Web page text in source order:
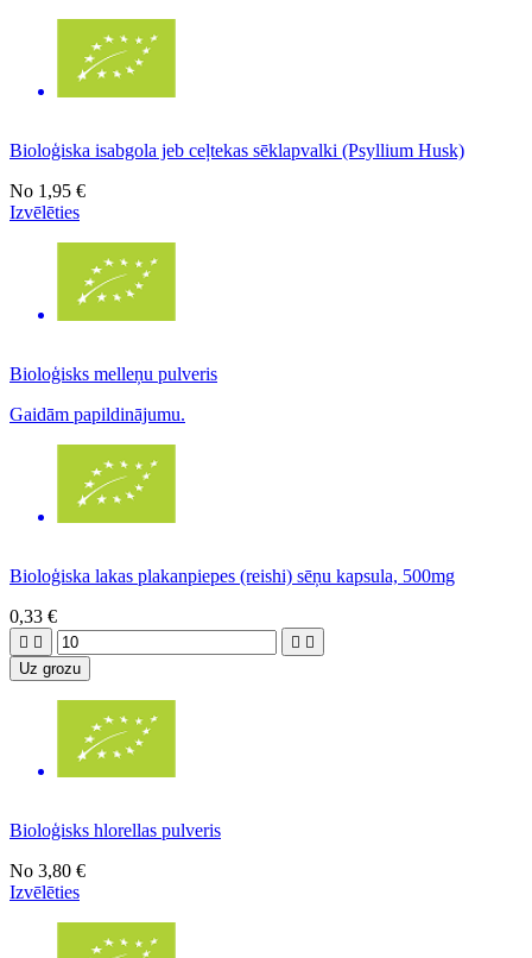
Bioloģiska isabgola jeb ceļtekas sēklapvalki (Psyllium Husk)
No 1,95 €
Izvēlēties
Bioloģisks melleņu pulveris
Gaidām papildinājumu.
Bioloģiska lakas plakanpiepes (reishi) sēņu kapsula, 500mg
0,33 €
   
Uz grozu
Bioloģisks hlorellas pulveris
No 3,80 €
Izvēlēties